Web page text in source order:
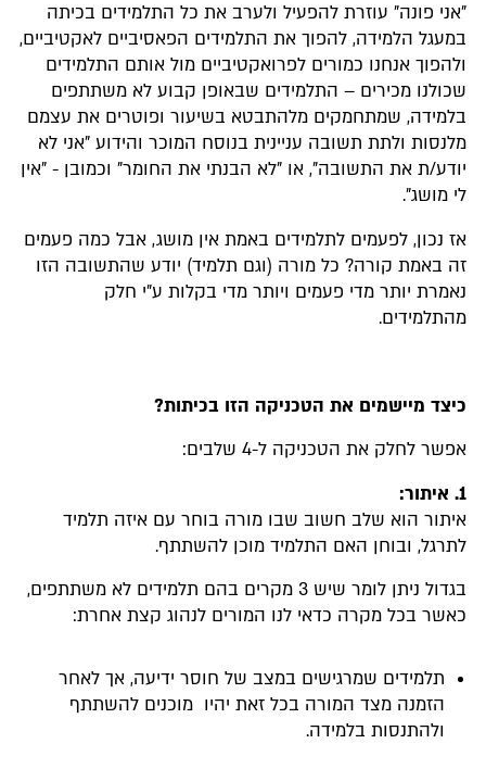
"אני פונה" עוזרת להפעיל ולערב את כל התלמידים בכיתה
במעגל הלמידה, להפוך את התלמידים הפאסיביים לאקטיביים,
ולהפוך אנחנו כמורים לפרואקטיביים מול אותם התלמידים
שכולנו מכירים – התלמידים שבאופן קבוע לא משתתפים
בלמידה, שמתחמקים מלהתבטא בשיעור ופוטרים את עצמם
מלנסות ולתת תשובה עניינית בנוסח המוכר והידוע "אני לא
יודע/ת את התשובה", או "לא הבנתי את החומר" וכמובן - "אין
לי מושג".
אז נכון, לפעמים לתלמידים באמת אין מושג, אבל כמה פעמים
זה באמת קורה? כל מורה (וגם תלמיד) יודע שהתשובה הזו
נאמרת יותר מדי פעמים ויותר מדי בקלות ע"י חלק
מהתלמידים.
כיצד מיישמים את הטכניקה הזו בכיתות?
אפשר לחלק את הטכניקה ל-4 שלבים:
1. איתור:
איתור הוא שלב חשוב שבו מורה בוחר עם איזה תלמיד
לתרגל, ובוחן האם התלמיד מוכן להשתתף.
בגדול ניתן לומר שיש 3 מקרים בהם תלמידים לא משתתפים,
כאשר בכל מקרה כדאי לנו המורים לנהוג קצת אחרת:
תלמידים שמרגישים במצב של חוסר ידיעה, אך לאחר
הזמנה מצד המורה בכל זאת יהיו מוכנים להשתתף
ולהתנסות בלמידה.